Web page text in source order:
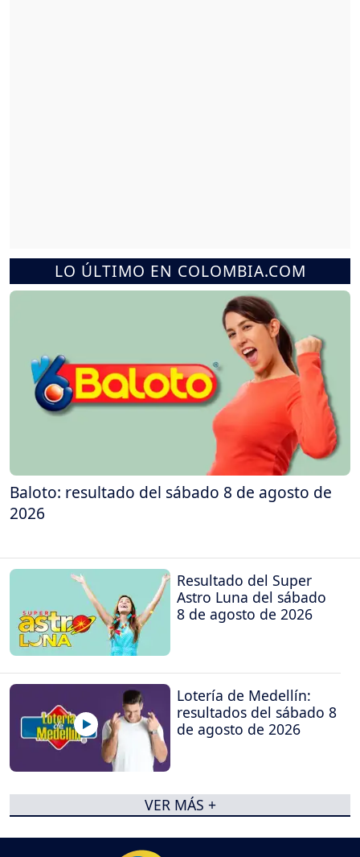
LO ÚLTIMO EN COLOMBIA.COM
Baloto: resultado del sábado 8 de agosto de
2026
Resultado del Super
Astro Luna del sábado
8 de agosto de 2026
Lotería de Medellín:
resultados del sábado 8
de agosto de 2026
VER MÁS +